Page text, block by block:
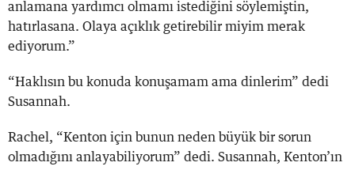
anlamana yardımcı olmamı istediğini söylemiştin,
hatırlasana. Olaya açıklık getirebilir miyim merak
ediyorum.”
“Haklısın bu konuda konuşamam ama dinlerim” dedi
Susannah.
Rachel, “Kenton için bunun neden büyük bir sorun
olmadığını anlayabiliyorum” dedi. Susannah, Kenton’ın